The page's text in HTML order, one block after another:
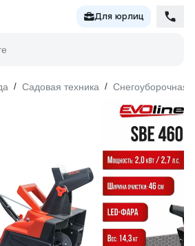
Для юрлиц
/ Садовая техника / Снегоуборочная